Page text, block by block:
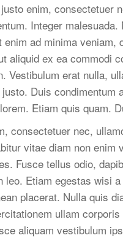
enim, consectetuer
Integer
ad minima
aliquid ex ea commodi
Vestibulum erat nulla,
Duis condimentum
Etiam quis quam.
consectetuer nec,
vitae diam non
Fusce tellus odio,
leo. Etiam egestas wisi
placerat. Nulla quis
ullam
aliquam vestibulum